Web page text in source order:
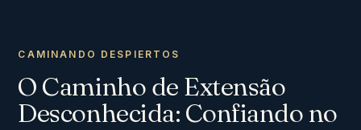
CAMINANDO DESPIERTOS
O Caminho de Extensão
Desconhecida: Confiando no